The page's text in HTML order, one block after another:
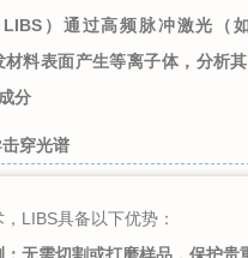
）通过高频脉冲激光（
料表面产生等离子体，分析
分
穿光谱
LIBS具备以下优势：